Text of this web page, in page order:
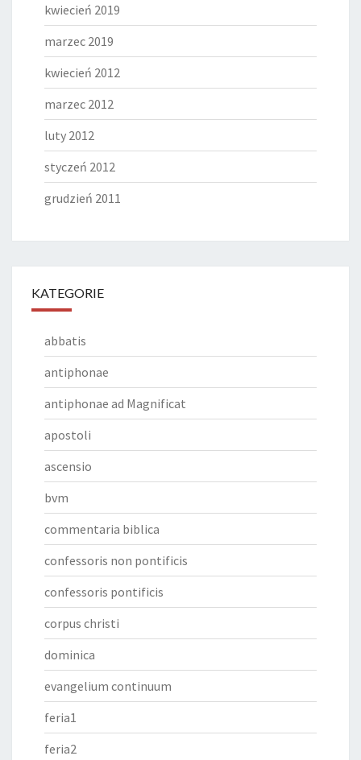
kwiecień 2019
marzec 2019
kwiecień 2012
marzec 2012
luty 2012
styczeń 2012
grudzień 2011
KATEGORIE
abbatis
antiphonae
antiphonae ad Magnificat
apostoli
ascensio
bvm
commentaria biblica
confessoris non pontificis
confessoris pontificis
corpus christi
dominica
evangelium continuum
feria1
feria2